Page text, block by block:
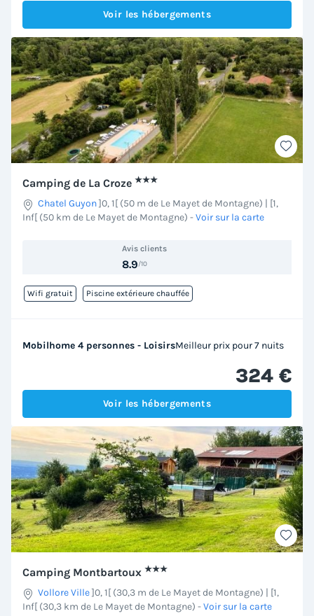
Voir les hébergements
Camping de La Croze ★★★
Chatel Guyon]0, 1[ (50 m de Le Mayet de Montagne) | [1,
Inf[ (50 km de Le Mayet de Montagne) -Voir sur la carte
Avis clients
8.9/10
Wifi gratuit Piscine extérieure chauffée
Mobilhome 4 personnes - LoisirsMeilleur prix pour 7 nuits
324 €
Voir les hébergements
Camping Montbartoux ★★★
Vollore Ville]0, 1[ (30,3 m de Le Mayet de Montagne) | [1,
Inf[ (30,3 km de Le Mayet de Montagne) -Voir sur la carte